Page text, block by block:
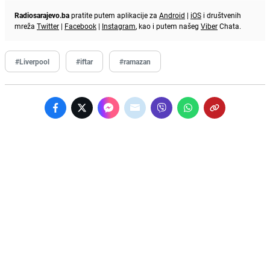
Radiosarajevo.bapratite putem aplikacije za Android | iOS i društvenih
mreža Twitter | Facebook | Instagram, kao i putem našeg ViberChata.
#Liverpool #iftar #ramazan